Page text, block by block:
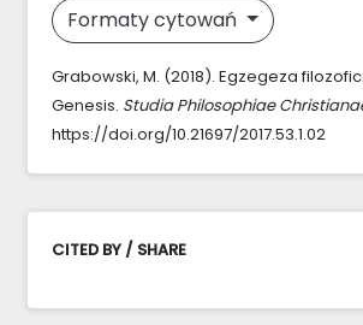
Formaty cytowań
Grabowski, M. (2018). Egzegeza
Genesis. Studia Philosophiae
https://doi.org/10.21697/2017.53.1.02
CITED BY / SHARE